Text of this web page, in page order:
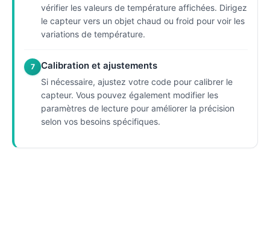
vérifier les valeurs de température affichées. Dirigez
le capteur vers un objet chaud ou froid pour voir les
variations de température.
7 Calibration et ajustements
Si nécessaire, ajustez votre code pour calibrer le
capteur. Vous pouvez également modifier les
paramètres de lecture pour améliorer la précision
selon vos besoins spécifiques.